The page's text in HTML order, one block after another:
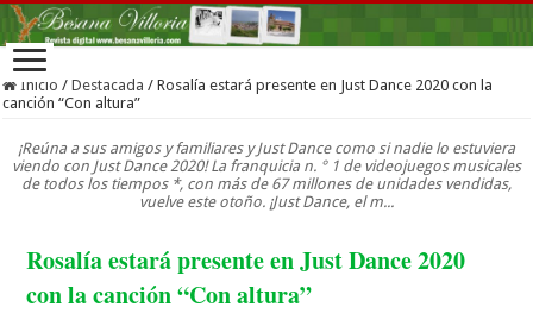
Inicio / Destacada / Rosalía estará presente en Just Dance 2020 con la
canción “Con altura”
¡Reúna a sus amigos y familiares y Just Dance como si nadie lo estuviera
viendo con Just Dance 2020! La franquicia n. ° 1 de videojuegos musicales
de todos los tiempos *, con más de 67 millones de unidades vendidas,
vuelve este otoño. ¡Just Dance, el m...
Rosalía estará presente en Just Dance 2020
con la canción “Con altura”